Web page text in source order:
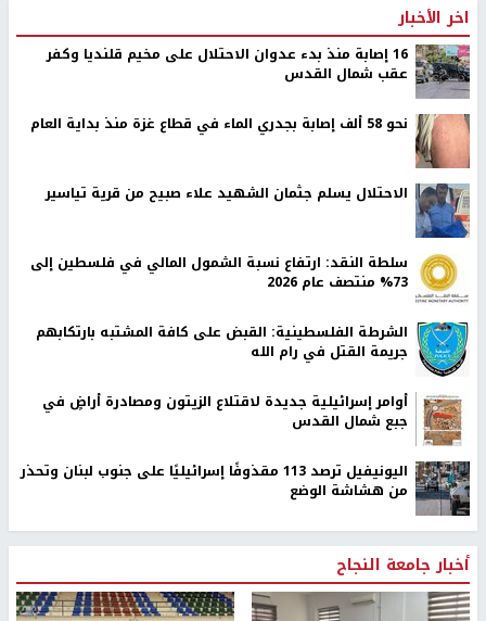
اخر الأخبار
16 إصابة منذ بدء عدوان الاحتلال على مخيم قلنديا وكفر
عقب شمال القدس
نحو 58 ألف إصابة بجدري الماء في قطاع غزة منذ بداية العام
الاحتلال يسلم جثمان الشهيد علاء صبيح من قرية تياسير
سلطة النقد: ارتفاع نسبة الشمول المالي في فلسطين إلى
73% منتصف عام 2026
الشرطة الفلسطينية: القبض على كافة المشتبه بارتكابهم
جريمة القتل في رام الله
أوامر إسرائيلية جديدة لاقتلاع الزيتون ومصادرة أراضٍ في
جبع شمال القدس
اليونيفيل ترصد 113 مقذوفًا إسرائيليًا على جنوب لبنان وتحذر
من هشاشة الوضع
أخبار جامعة النجاح